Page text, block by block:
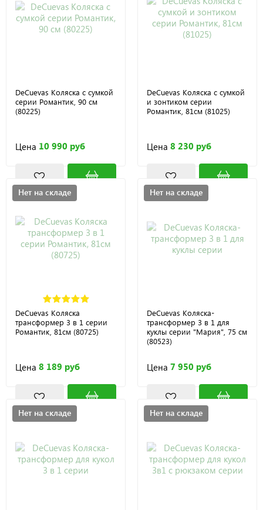
DeCuevas Коляска с сумкой
серии Романтик, 90 см
(80225)
Цена 10 990 руб
DeCuevas Коляска с сумкой
и зонтиком серии
Романтик, 81см (81025)
Цена 8 230 руб
Нет на складе
DeCuevas Коляска
трансформер 3 в 1 серии
Романтик, 81см (80725)
Цена 8 189 руб
Нет на складе
DeCuevas Коляска-
трансформер 3 в 1 для
куклы серии "Мария", 75 см
(80523)
Цена 7 950 руб
Нет на складе Нет на складе